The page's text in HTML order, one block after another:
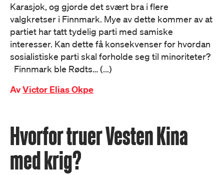
Karasjok, og gjorde det svært bra i flere
valgkretser i Finnmark. Mye av dette kommer av at
partiet har tatt tydelig parti med samiske
interesser. Kan dette få konsekvenser for hvordan
sosialistiske parti skal forholde seg til minoriteter?
Finnmark ble Rødts… (...)
AvVictor Elias Okpe
Hvorfor truer Vesten Kina
med krig?